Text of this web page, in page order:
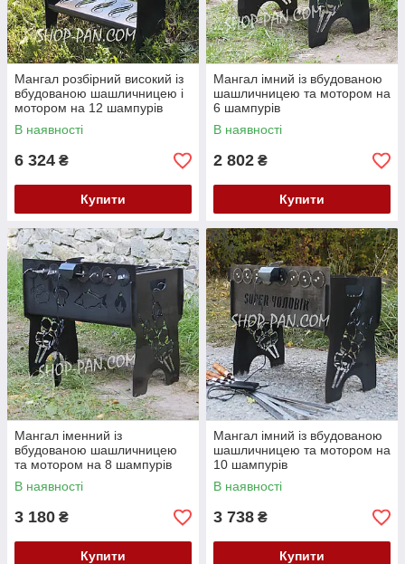
Мангал розбірний високий із
вбудованою шашличницею і
мотором на 12 шампурів
В наявності
6 324 ₴
Купити
Мангал імний із вбудованою
шашличницею та мотором на
6 шампурів
В наявності
2 802 ₴
Купити
Мангал іменний із
вбудованою шашличницею
та мотором на 8 шампурів
В наявності
3 180 ₴
Купити
Мангал імний із вбудованою
шашличницею та мотором на
10 шампурів
В наявності
3 738 ₴
Купити